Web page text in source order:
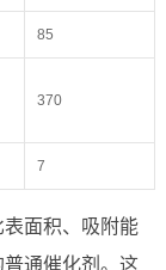
85
370
7
面积、吸附能
通催化剂。这